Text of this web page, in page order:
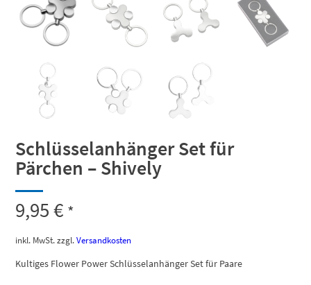
Schlüsselanhänger Set für
Pärchen – Shively
9,95€ *
inkl. MwSt. zzgl.Versandkosten
Kultiges Flower Power Schlüsselanhänger Set für Paare